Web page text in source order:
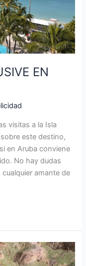
EN
visitas a la Isla
este destino,
en Aruba conviene
No hay dudas
amante de